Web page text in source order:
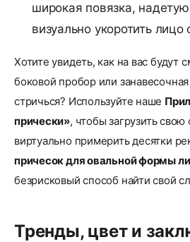
широкая повязка,
визуально укоротить
Хотите увидеть, как на вас будут
боковой пробор или
стричься? Используйте наше
прически», чтобы загрузить
виртуально примерить десятки
причесок для овальной формы
безрисковый способ найти свой
Тренды, цвет и